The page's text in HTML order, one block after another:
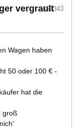
vergrault#57343
Wagen haben
50 oder 100 € -
hat die
groß